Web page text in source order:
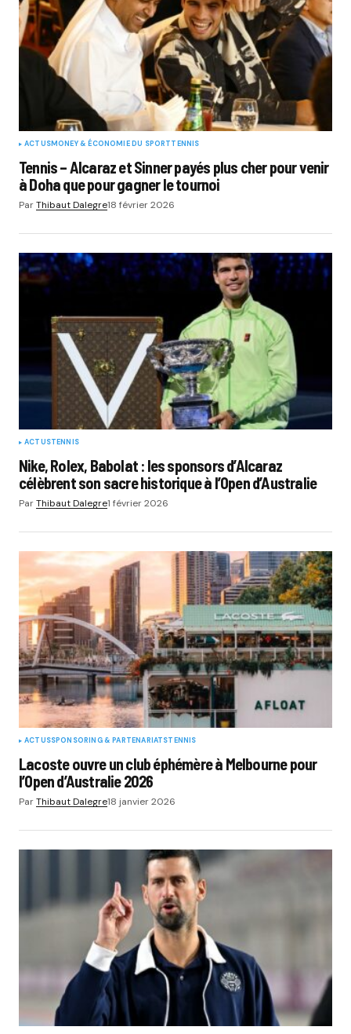
ACTUSMONEY & ÉCONOMIE DU SPORTTENNIS
Tennis – Alcaraz et Sinner payés plus cher pour venir
à Doha que pour gagner le tournoi
ParThibaut Dalegre18 février 2026
ACTUSTENNIS
Nike, Rolex, Babolat : les sponsors d’Alcaraz
célèbrent son sacre historique à l’Open d’Australie
ParThibaut Dalegre1 février 2026
ACTUSSPONSORING & PARTENARIATSTENNIS
Lacoste ouvre un club éphémère à Melbourne pour
l’Open d’Australie 2026
ParThibaut Dalegre18 janvier 2026